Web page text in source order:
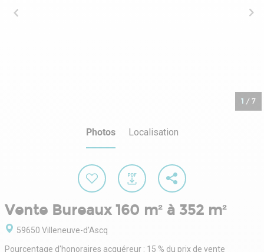
1 / 7
Photos Localisation
Vente Bureaux 160 m² à 352 m²
59650 Villeneuve-d'Ascq
Pourcentage d'honoraires acquéreur : 15 % du prix de vente